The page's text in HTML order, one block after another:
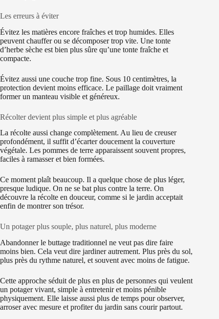
Les erreurs à éviter
Évitez les matières encore fraîches et trop humides. Elles
peuvent chauffer ou se décomposer trop vite. Une tonte
d’herbe sèche est bien plus sûre qu’une tonte fraîche et
compacte.
Évitez aussi une couche trop fine. Sous 10 centimètres, la
protection devient moins efficace. Le paillage doit vraiment
former un manteau visible et généreux.
Récolter devient plus simple et plus agréable
La récolte aussi change complètement. Au lieu de creuser
profondément, il suffit d’écarter doucement la couverture
végétale. Les pommes de terre apparaissent souvent propres,
faciles à ramasser et bien formées.
Ce moment plaît beaucoup. Il a quelque chose de plus léger,
presque ludique. On ne se bat plus contre la terre. On
découvre la récolte en douceur, comme si le jardin acceptait
enfin de montrer son trésor.
Un potager plus souple, plus naturel, plus moderne
Abandonner le buttage traditionnel ne veut pas dire faire
moins bien. Cela veut dire jardiner autrement. Plus près du sol,
plus près du rythme naturel, et souvent avec moins de fatigue.
Cette approche séduit de plus en plus de personnes qui veulent
un potager vivant, simple à entretenir et moins pénible
physiquement. Elle laisse aussi plus de temps pour observer,
arroser avec mesure et profiter du jardin sans courir partout.